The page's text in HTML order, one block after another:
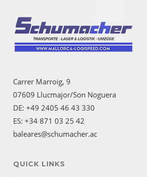
Carrer Marroig, 9
07609 Llucmajor/Son Noguera
DE: +49 2405 46 43 330
ES: +34 871 03 25 42
baleares@schumacher.ac
QUICK LINKS